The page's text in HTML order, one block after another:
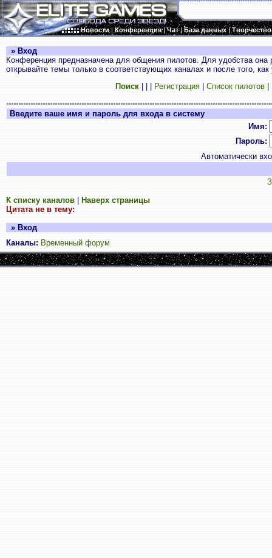
Новости|Конференция|Чат|База данных|Творчество
» Вход
Конференция предназначена для общения пилотов. Для удобства
открывайте темы только в соответствующих каналах и после того,
Поиск
Регистрация Список пилотов
Введите ваше имя и пароль для входа в систему
Имя:
Пароль:
Автоматически
К списку каналов
Наверх страницы
Цитата не в тему:
» Вход
Каналы: Временный форум